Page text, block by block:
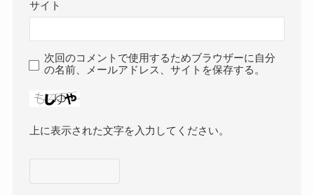
サイト
次回のコメントで使用するためブラウザーに自分
の名前、メールアドレス、サイトを保存する。
上に表示された文字を入力してください。